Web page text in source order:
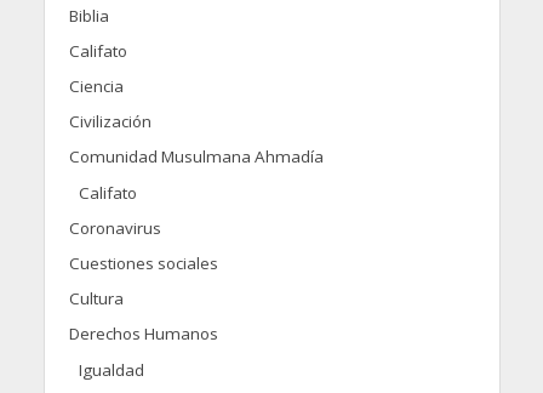
Biblia
Califato
Ciencia
Civilización
Comunidad Musulmana Ahmadía
Califato
Coronavirus
Cuestiones sociales
Cultura
Derechos Humanos
Igualdad